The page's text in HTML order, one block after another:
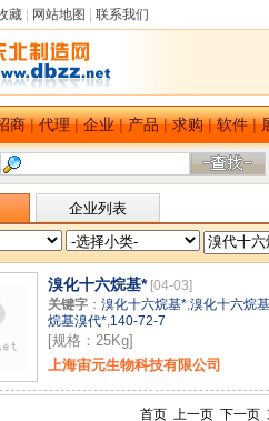
藏 网站地图 联系我们
商|代理|企业|产品|求购|软件|
企业列表
溴化十六烷基* [04-03]
关键字 ： 溴化十六烷基*,溴化十六烷
烷基溴代*,140-72-7
[规格：25Kg]
上海宙元生物科技有限公司
首页 上一页 下一页